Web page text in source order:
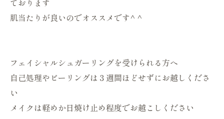
ております
肌当たりが良いのでオススメです^ ^
フェイシャルシュガーリングを受けられる方へ
自己処理やピーリングは３週間ほどせずにお越しくださ
い
メイクは軽めか日焼け止め程度でお越こしください